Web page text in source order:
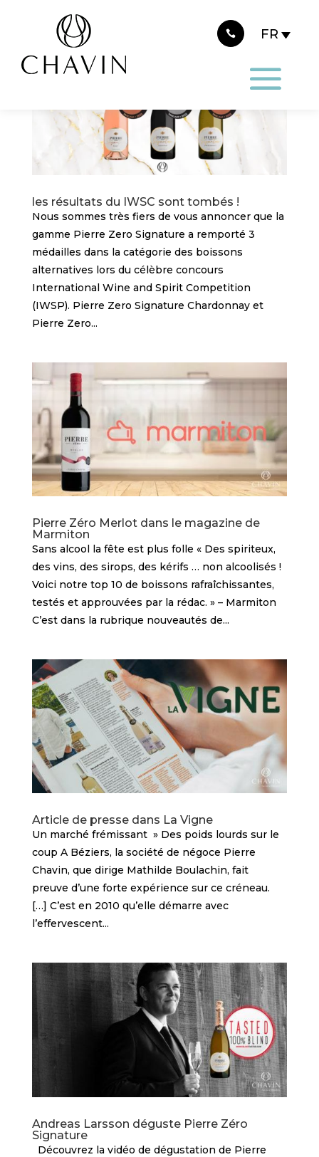
les résultats du IWSC sont tombés !
Nous sommes très fiers de vous annoncer que la
gamme Pierre Zero Signature a remporté 3
médailles dans la catégorie des boissons
alternatives lors du célèbre concours
International Wine and Spirit Competition
(IWSP). Pierre Zero Signature Chardonnay et
Pierre Zero...
Pierre Zéro Merlot dans le magazine de
Marmiton
Sans alcool la fête est plus folle « Des spiriteux,
des vins, des sirops, des kérifs … non alcoolisés !
Voici notre top 10 de boissons rafraîchissantes,
testés et approuvées par la rédac. » – Marmiton
C’est dans la rubrique nouveautés de...
Article de presse dans La Vigne
Un marché frémissant » Des poids lourds sur le
coup A Béziers, la société de négoce Pierre
Chavin, que dirige Mathilde Boulachin, fait
preuve d’une forte expérience sur ce créneau.
[…] C’est en 2010 qu’elle démarre avec
l’effervescent...
Andreas Larsson déguste Pierre Zéro
Signature
Découvrez la vidéo de dégustation de Pierre